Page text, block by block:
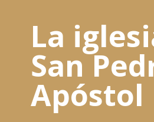
La
San
Apóstol